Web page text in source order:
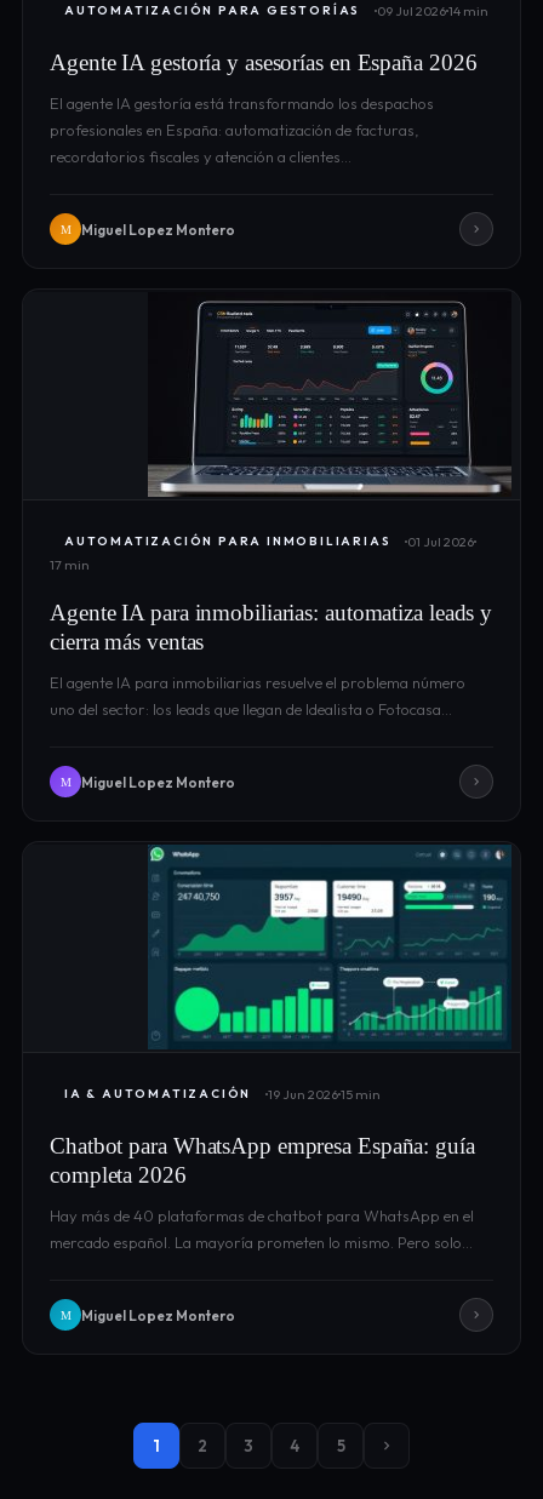
AUTOMATIZACIÓN PARA GESTORÍAS 09 Jul 202614 min
Agente IA gestoría y asesorías en España 2026
El agente IA gestoría está transformando los despachos
profesionales en España: automatización de facturas,
recordatorios fiscales y atención a clientes…
M Miguel Lopez Montero
AUTOMATIZACIÓN PARA INMOBILIARIAS
01 Jul 2026
17 min
Agente IA para inmobiliarias: automatiza leads y
cierra más ventas
El agente IA para inmobiliarias resuelve el problema número
uno del sector: los leads que llegan de Idealista o Fotocasa…
M Miguel Lopez Montero
IA & AUTOMATIZACIÓN 19 Jun 202615 min
Chatbot para WhatsApp empresa España: guía
completa 2026
Hay más de 40 plataformas de chatbot para WhatsApp en el
mercado español. La mayoría prometen lo mismo. Pero solo…
M Miguel Lopez Montero
1 2 3 4 5